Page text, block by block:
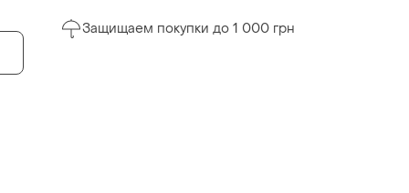
Защищаем покупки до 1 000 грн